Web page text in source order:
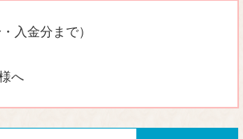
入金分まで）
へ